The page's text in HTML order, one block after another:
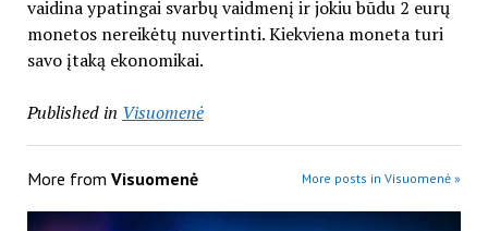
vaidina ypatingai svarbų vaidmenį ir jokiu būdu 2 eurų
monetos nereikėtų nuvertinti. Kiekviena moneta turi
savo įtaką ekonomikai.
Published in Visuomenė
More from Visuomenė More posts in Visuomenė »